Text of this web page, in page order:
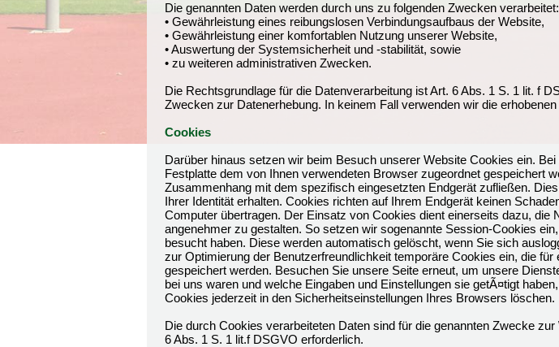
Die genannten Daten werden durch uns zu folgenden Zwecken verarbeitet:
• Gewährleistung eines reibungslosen Verbindungsaufbaus der Website,
• Gewährleistung einer komfortablen Nutzung unserer Website,
• Auswertung der Systemsicherheit und -stabilität, sowie
• zu weiteren administrativen Zwecken.
Die Rechtsgrundlage für die Datenverarbeitung ist Art. 6 Abs. 1 S. 1 lit. f
Zwecken zur Datenerhebung. In keinem Fall verwenden wir die
Cookies
Darüber hinaus setzen wir beim Besuch unserer Website Cookies ein.
Festplatte dem von Ihnen verwendeten Browser zugeordnet gespeichert
Zusammenhang mit dem spezifisch eingesetzten Endgerät zufließen.
Ihrer Identität erhalten. Cookies richten auf Ihrem Endgerät keinen
Computer übertragen. Der Einsatz von Cookies dient einerseits dazu, die
angenehmer zu gestalten. So setzen wir sogenannte Session-Cookies
besucht haben. Diese werden automatisch gelöscht, wenn Sie sich
zur Optimierung der Benutzerfreundlichkeit temporäre Cookies ein, die
gespeichert werden. Besuchen Sie unsere Seite erneut, um unsere
bei uns waren und welche Eingaben und Einstellungen sie getÃ¤tigt
Cookies jederzeit in den Sicherheitseinstellungen Ihres Browsers löschen.
Die durch Cookies verarbeiteten Daten sind für die genannten Zwecke
6 Abs. 1 S. 1 lit.f DSGVO erforderlich.